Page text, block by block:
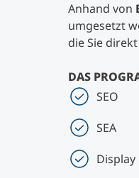
Anhand von
umgesetzt
die Sie
DAS
SEO
SEA